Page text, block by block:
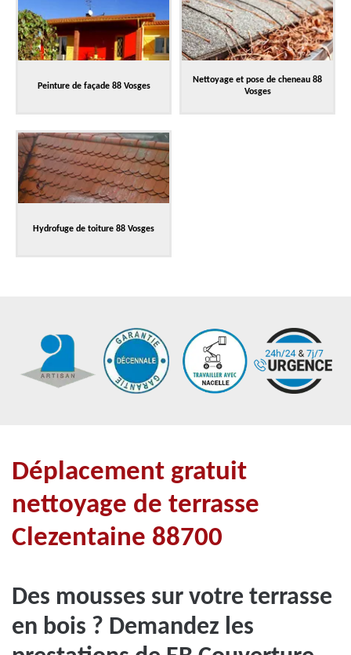
Peinture de façade 88 Vosges
Nettoyage et pose de cheneau 88
Vosges
Hydrofuge de toiture 88 Vosges
Déplacement gratuit
nettoyage de terrasse
Clezentaine 88700
Des mousses sur votre terrasse
en bois ? Demandez les